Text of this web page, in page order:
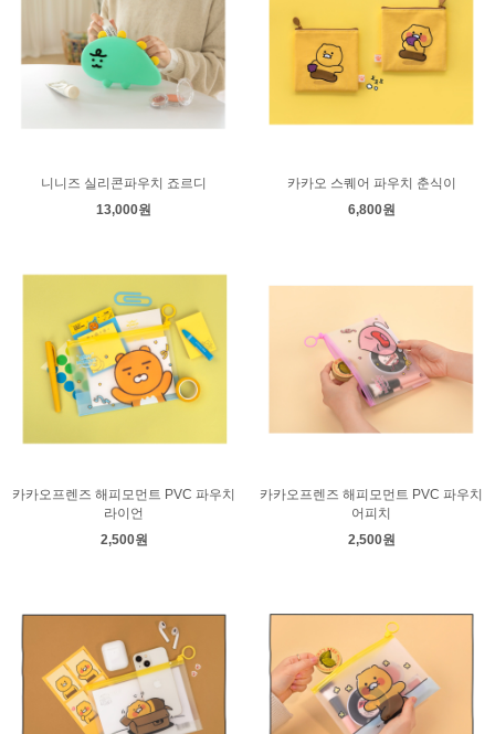
니니즈 실리콘파우치 죠르디
13,000원
카카오 스퀘어 파우치 춘식이
6,800원
카카오프렌즈 해피모먼트 PVC 파우치
라이언
2,500원
카카오프렌즈 해피모먼트 PVC 파우치
어피치
2,500원